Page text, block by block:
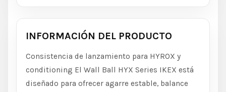
INFORMACIÓN DEL PRODUCTO
Consistencia de lanzamiento para HYROX y
conditioning El Wall Ball HYX Series IKEX está
diseñado para ofrecer agarre estable, balance